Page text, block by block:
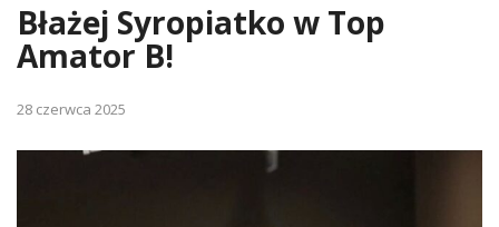
Błażej Syropiatko w Top
Amator B!
28 czerwca 2025